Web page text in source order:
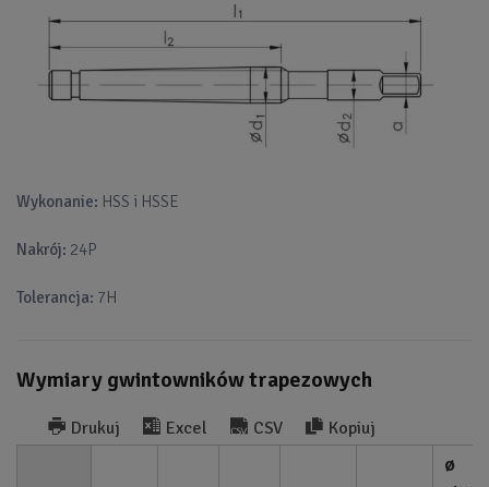
Wykonanie: HSS i HSSE
Nakrój: 24P
Tolerancja: 7H
Wymiary gwintowników trapezowych
Drukuj Excel CSV Kopiuj
Ø